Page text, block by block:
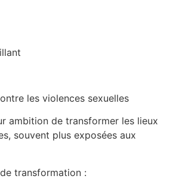
les violences sexuelles
ambition de transformer les lieux
souvent plus exposées aux
transformation :